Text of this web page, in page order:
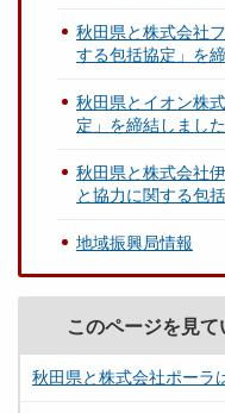
秋田県と株式会社
する包括協定」を
秋田県とイオン株
定」を締結しました
秋田県と株式会社
と協力に関する包
地域振興局情報
このページを見
秋田県と株式会社ポーラ